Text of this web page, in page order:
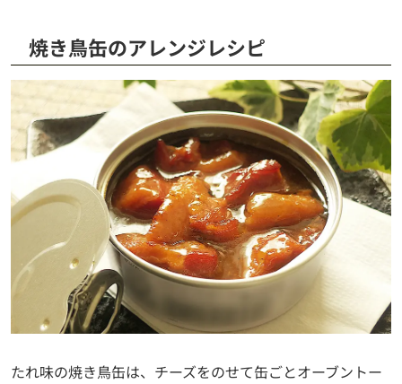
焼き鳥缶のアレンジレシピ
たれ味の焼き鳥缶は、チーズをのせて缶ごとオーブントー